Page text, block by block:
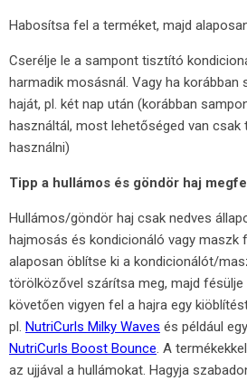
Habosítsa fel a terméket, majd
Cserélje le a sampont tisztító
harmadik mosásnál. Vagy ha korábban
haját, pl. két nap után (korábban
használtál, most lehetőséged van
használni)
Tipp a hullámos és göndör haj
Hullámos/göndör haj csak nedves
hajmosás és kondicionáló vagy maszk
alaposan öblítse ki a kondicionálót/
törölközővel szárítsa meg, majd fésülje
követően vigyen fel a hajra egy
pl. NutriCurls Milky Waves és például
NutriCurls Boost Bounce. A
az ujjával a hullámokat. Hagyja